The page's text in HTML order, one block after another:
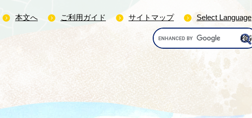
本文へ ご利用ガイド サイトマップ Select Language
G
o
o
g
e
カ
ス